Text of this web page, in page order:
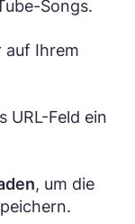
Songs.
auf Ihrem
URL-Feld ein
, um die